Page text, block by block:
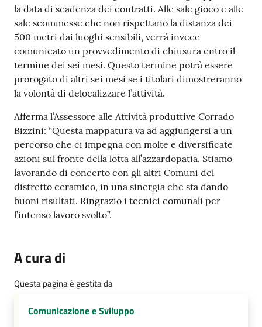
la data di scadenza dei contratti. Alle sale gioco e alle
sale scommesse che non rispettano la distanza dei
500 metri dai luoghi sensibili, verrà invece
comunicato un provvedimento di chiusura entro il
termine dei sei mesi. Questo termine potrà essere
prorogato di altri sei mesi se i titolari dimostreranno
la volontà di delocalizzare l’attività.
Afferma l’Assessore alle Attività produttive Corrado
Bizzini: “Questa mappatura va ad aggiungersi a un
percorso che ci impegna con molte e diversificate
azioni sul fronte della lotta all’azzardopatia. Stiamo
lavorando di concerto con gli altri Comuni del
distretto ceramico, in una sinergia che sta dando
buoni risultati. Ringrazio i tecnici comunali per
l’intenso lavoro svolto”.
A cura di
Questa pagina è gestita da
Comunicazione e Sviluppo